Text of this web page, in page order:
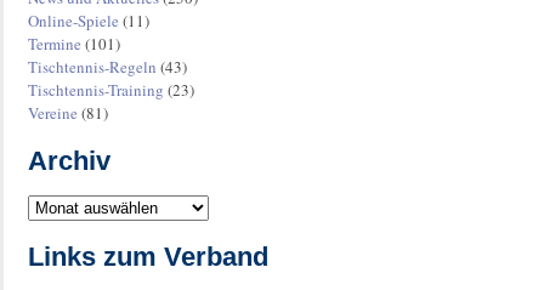
Online-Spiele (11)
Termine (101)
Tischtennis-Regeln (43)
Tischtennis-Training (23)
Vereine (81)
Archiv
Links zum Verband